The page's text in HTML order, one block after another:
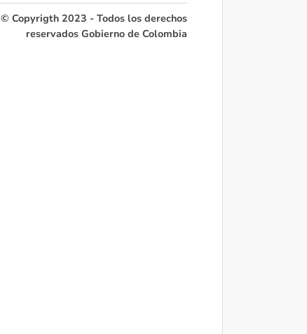
© Copyrigth 2023 - Todos los derechos
reservados Gobierno de Colombia